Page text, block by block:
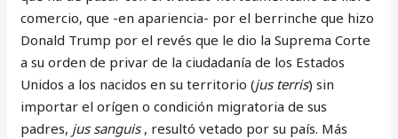
comercio, que -en apariencia- por el berrinche que hizo
Donald Trump por el revés que le dio la Suprema Corte
a su orden de privar de la ciudadanía de los Estados
Unidos a los nacidos en su territorio (jus terris) sin
importar el orígen o condición migratoria de sus
padres, jus sanguis, resultó vetado por su país. Más